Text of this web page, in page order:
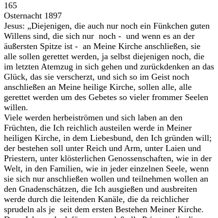
165
Osternacht 1897
Jesus: „Diejenigen, die auch nur noch ein Fünkchen guten
Willens sind, die sich nur noch - und wenn es an der
äußersten Spitze ist - an Meine Kirche anschließen, sie
alle sollen gerettet werden, ja selbst diejenigen noch, die
im letzten Atemzug in sich gehen und zurückdenken an das
Glück, das sie verscherzt, und sich so im Geist noch
anschließen an Meine heilige Kirche, sollen alle, alle
gerettet werden um des Gebetes so vieler frommer Seelen
willen.
Viele werden herbeiströmen und sich laben an den
Früchten, die Ich reichlich austeilen werde in Meiner
heiligen Kirche, in dem Liebesbund, den Ich gründen will;
der bestehen soll unter Reich und Arm, unter Laien und
Priestern, unter klösterlichen Genossenschaften, wie in der
Welt, in den Familien, wie in jeder einzelnen Seele, wenn
sie sich nur anschließen wollen und teilnehmen wollen an
den Gnadenschätzen, die Ich ausgießen und ausbreiten
werde durch die leitenden Kanäle, die da reichlicher
sprudeln als je seit dem ersten Bestehen Meiner Kirche.